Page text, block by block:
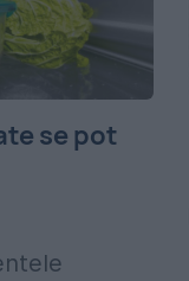
se pot